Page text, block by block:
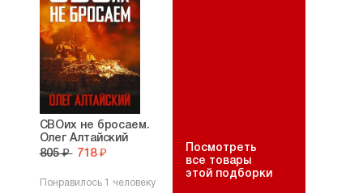
СВОих не бросаем.
Олег Алтайский
805 ₽ 718 ₽
Понравилось 1 человеку
Посмотреть
все товары
этой подборки